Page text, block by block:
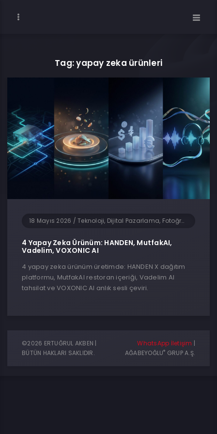
Tag: yapay zeka ürünleri
18 Mayıs 2026 / Teknoloji, Dijital Pazarlama, Fotoğrafçılık, Genel, Girişimcilik, Yapay Zeka, Yazılım
4 Yapay Zeka Ürünüm: HANDEN, MutfakAI,
Vadelim, VOXONIC AI
4 yapay zeka ürünüm üretimde: HANDEN X dağıtım
platformu, MutfakAI restoran içeriği, Vadelim AI
tahsilat ve VOXONIC AI anlık sesli çeviri.
©2026 ERTUĞRUL AKBEN |
BÜTÜN HAKLARI SAKLIDIR.
WhatsApp İletişim |
AĞABEYOĞLU® GRUP A.Ş.